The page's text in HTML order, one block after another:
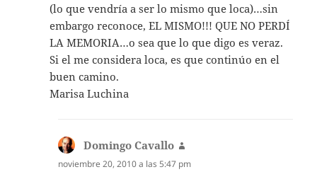
(lo que vendría a ser lo mismo que loca)…sin
embargo reconoce, EL MISMO!!! QUE NO PERDÍ
LA MEMORIA…o sea que lo que digo es veraz.
Si el me considera loca, es que continúo en el
buen camino.
Marisa Luchina
Domingo Cavallo
noviembre 20, 2010 a las 5:47 pm